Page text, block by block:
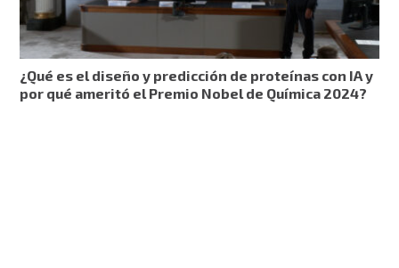
¿Qué es el diseño y predicción de proteínas con IA y
por qué ameritó el Premio Nobel de Química 2024?